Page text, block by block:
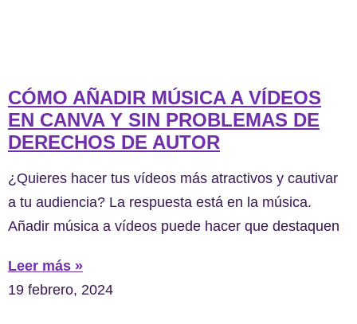
CÓMO AÑADIR MÚSICA A VÍDEOS
EN CANVA Y SIN PROBLEMAS DE
DERECHOS DE AUTOR
¿Quieres hacer tus vídeos más atractivos y cautivar
a tu audiencia? La respuesta está en la música.
Añadir música a vídeos puede hacer que destaquen
Leer más »
19 febrero, 2024